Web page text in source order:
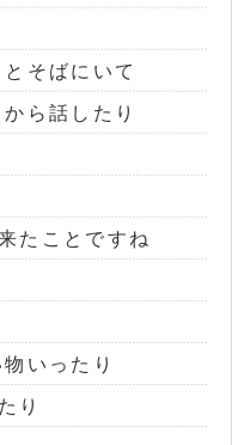
そばにいて
ら話したり
たことですね
いったり
り